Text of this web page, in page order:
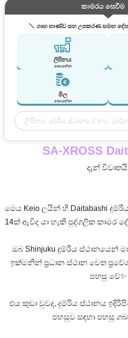
කාමරය සෙවීම
ගෘහ භාණ්ඩ සහ උපකරණ සමඟ
ලිපිනය
සොයන්න
මිල
සොයන්න
SA-XROSS
දැන්
මෙය Keio ලයින් හි Daitabashi
14ක් ඇවිද යා හැකි පුද්ගලික කාමර
ඔබ Shinjuku දුම්රිය ස්ථානයෙන්
ඉක්මනින් ප්‍රධාන ස්ථාන වෙත
පහසු වේ✨
එය කුඩා වුවද, දුම්රිය ස්ථානය
පහසුව සඳහා පහසු